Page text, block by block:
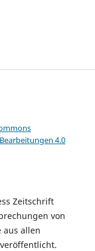
4.0
Zeitschrift
von
aus allen